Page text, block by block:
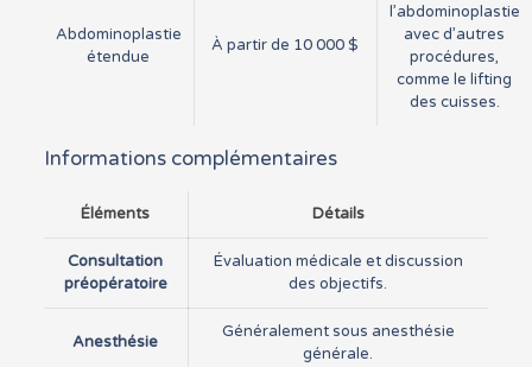
Abdominoplastie
étendue
À partir de 10 000 $
l’abdominoplastie
avec d’autres
procédures,
comme le lifting
des cuisses.
Informations complémentaires
Éléments Détails
Consultation
préopératoire
Évaluation médicale et discussion
des objectifs.
Anesthésie
Généralement sous anesthésie
générale.